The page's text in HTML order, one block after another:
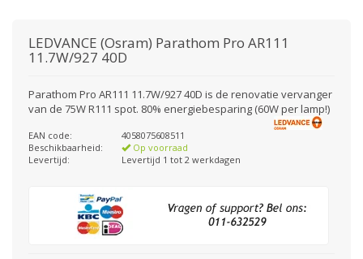
LEDVANCE (Osram) Parathom Pro AR111
11.7W/927 40D
Parathom Pro AR111 11.7W/927 40D is de renovatie vervanger
van de 75W R111 spot. 80% energiebesparing (60W per lamp!)
EAN code:
4058075608511
Beschikbaarheid:
Op voorraad
Levertijd:
Levertijd 1 tot 2 werkdagen